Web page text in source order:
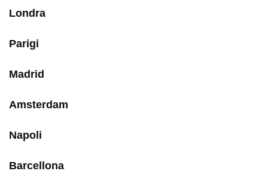
Londra
Parigi
Madrid
Amsterdam
Napoli
Barcellona